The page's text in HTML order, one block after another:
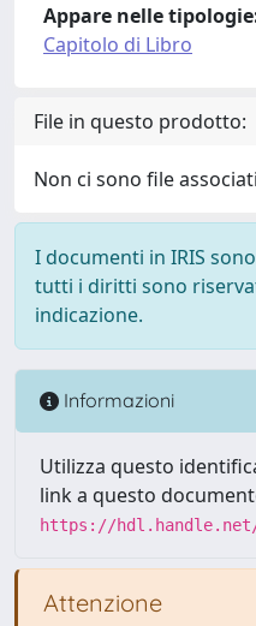
Appare nelle
Capitolo di Libro
File in questo prodotto:
Non ci sono file
I documenti in IRIS
tutti i diritti sono
indicazione.
Informazioni
Utilizza questo
link a questo
https://hdl.handle.net/
Attenzione